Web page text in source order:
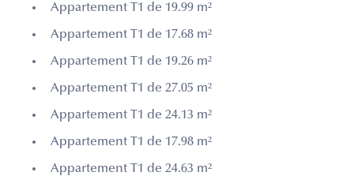
Appartement T1 de 19.99 m²
Appartement T1 de 17.68 m²
Appartement T1 de 19.26 m²
Appartement T1 de 27.05 m²
Appartement T1 de 24.13 m²
Appartement T1 de 17.98 m²
Appartement T1 de 24.63 m²